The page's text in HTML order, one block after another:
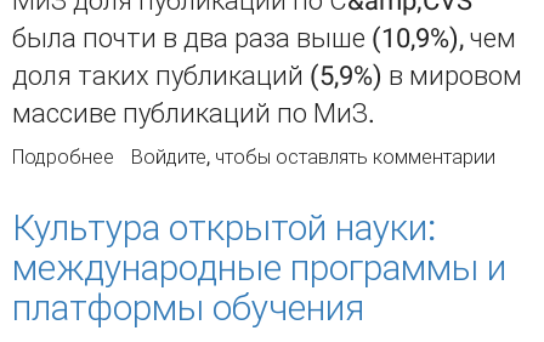
была почти в два раза выше (10,9%), чем
доля таких публикаций (5,9%) в мировом
массиве публикаций по МиЗ.
Подробнее о Российские исследования в области
отечественной и мировой науки: результаты
наукометрического анализа данных WoS за
1993–2020 гг.
Войдите, чтобы оставлять комментарии
Культура открытой науки:
международные программы и
платформы обучения